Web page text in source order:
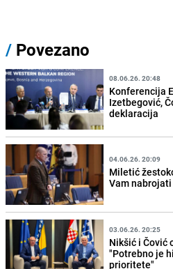
/ Povezano
08.06.26. 20:48
Konferencija
Izetbegović,
deklaracija
04.06.26. 20:09
Miletić
Vam
03.06.26. 20:25
Nikšić i Čović
"Potrebno je
prioritete"